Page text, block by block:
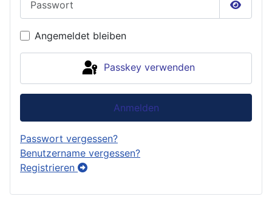
Angemeldet bleiben
Passkey verwenden
Anmelden
Passwort vergessen?
Benutzername vergessen?
Registrieren